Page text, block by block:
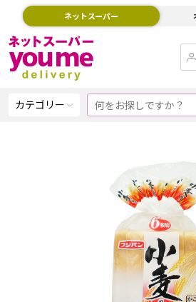
ネットスーパー
カテゴリー